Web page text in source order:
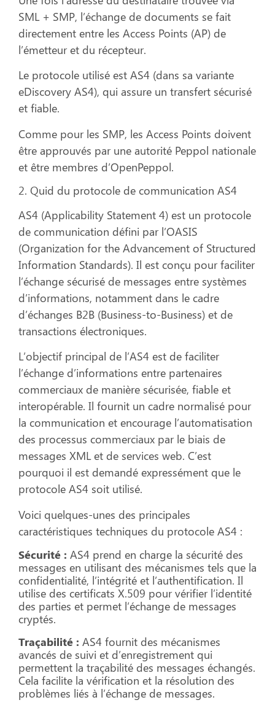
SML + SMP, l’échange de documents se fait
directement entre les Access Points (AP) de
l’émetteur et du récepteur.
Le protocole utilisé est AS4 (dans sa variante
eDiscovery AS4), qui assure un transfert sécurisé
et fiable.
Comme pour les SMP, les Access Points doivent
être approuvés par une autorité Peppol nationale
et être membres d’OpenPeppol.
2. Quid du protocole de communication AS4
AS4 (Applicability Statement 4) est un protocole
de communication défini par l’OASIS
(Organization for the Advancement of Structured
Information Standards). Il est conçu pour faciliter
l’échange sécurisé de messages entre systèmes
d’informations, notamment dans le cadre
d’échanges B2B (Business-to-Business) et de
transactions électroniques.
L’objectif principal de l’AS4 est de faciliter
l’échange d’informations entre partenaires
commerciaux de manière sécurisée, fiable et
interopérable. Il fournit un cadre normalisé pour
la communication et encourage l’automatisation
des processus commerciaux par le biais de
messages XML et de services web. C’est
pourquoi il est demandé expressément que le
protocole AS4 soit utilisé.
Voici quelques-unes des principales
caractéristiques techniques du protocole AS4 :
Sécurité : AS4 prend en charge la sécurité des
messages en utilisant des mécanismes tels que la
confidentialité, l’intégrité et l’authentification. Il
utilise des certificats X.509 pour vérifier l’identité
des parties et permet l’échange de messages
cryptés.
Traçabilité : AS4 fournit des mécanismes
avancés de suivi et d’enregistrement qui
permettent la traçabilité des messages échangés.
Cela facilite la vérification et la résolution des
problèmes liés à l’échange de messages.